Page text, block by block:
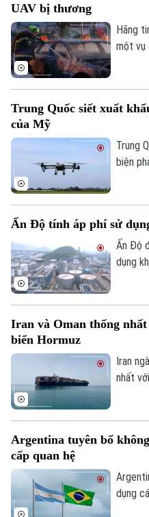
Chuyên mục
Thời sự
Chính trị
Xã hội
Nhịp sống Hà Nội
Người Hà Nội
Thế giới
Tin tức
Kinh tế
UAV bị thương
Hãng
một vụ
tài xế
Nga
Trung Quốc siết xuất
của Mỹ
Trung
biện
sách
Ấn Độ tính áp phí sử
Ấn Độ
dụng
Iran và Oman thống
biển Hormuz
Iran
nhất
Argentina tuyên bố
cấp quan hệ
dụng